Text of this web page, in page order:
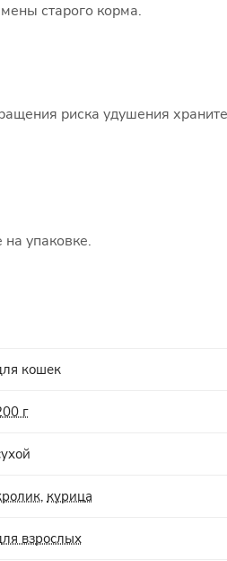
старого корма.
риска удушения
упаковке.
кошек
г
, курица
взрослых